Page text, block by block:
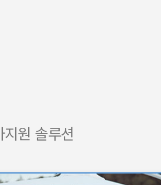
원 솔루션